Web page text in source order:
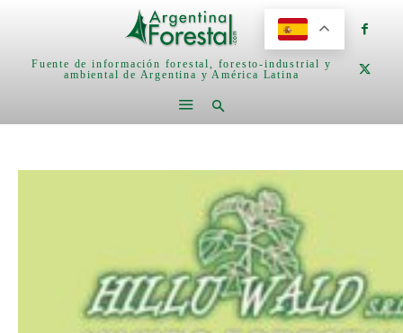
Fuente de información forestal, foresto-industrial y
ambiental de Argentina y América Latina